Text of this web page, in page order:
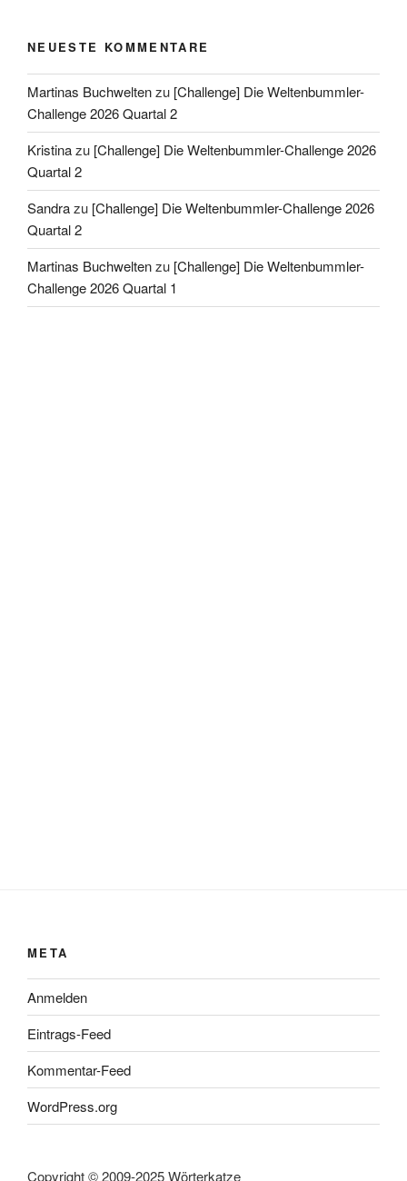
NEUESTE KOMMENTARE
Martinas Buchweltenzu [Challenge] Die Weltenbummler-
Challenge 2026 Quartal 2
Kristinazu [Challenge] Die Weltenbummler-Challenge 2026
Quartal 2
Sandrazu [Challenge] Die Weltenbummler-Challenge 2026
Quartal 2
Martinas Buchweltenzu [Challenge] Die Weltenbummler-
Challenge 2026 Quartal 1
META
Anmelden
Eintrags-Feed
Kommentar-Feed
WordPress.org
Copyright © 2009-2025 Wörterkatze